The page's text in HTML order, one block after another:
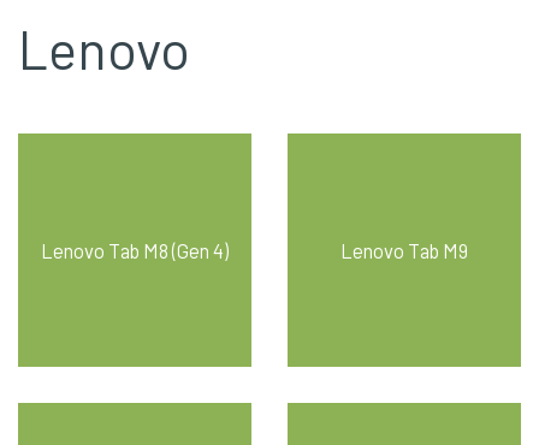
Lenovo
Lenovo Tab M8 (Gen 4) Lenovo Tab M9